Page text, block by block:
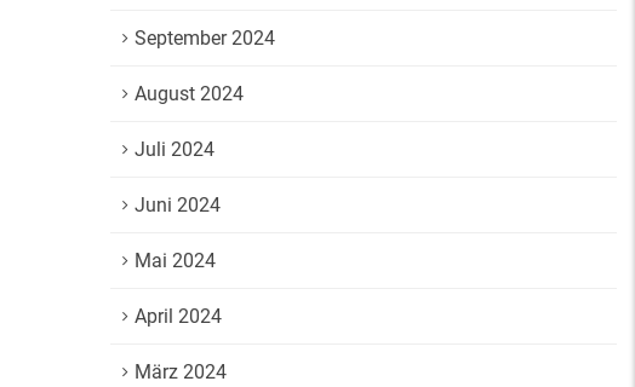
September 2024
August 2024
Juli 2024
Juni 2024
Mai 2024
April 2024
März 2024